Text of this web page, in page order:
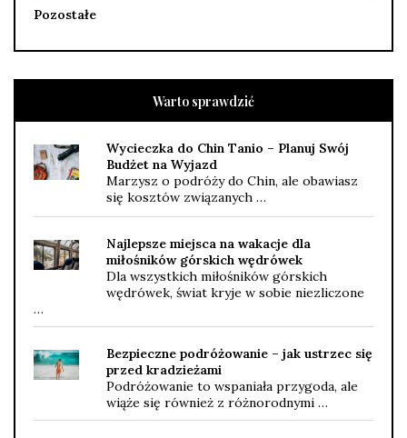
Pozostałe
Warto sprawdzić
Wycieczka do Chin Tanio – Planuj Swój
Budżet na Wyjazd
Marzysz o podróży do Chin, ale obawiasz
się kosztów związanych …
Najlepsze miejsca na wakacje dla
miłośników górskich wędrówek
Dla wszystkich miłośników górskich
wędrówek, świat kryje w sobie niezliczone
…
Bezpieczne podróżowanie – jak ustrzec się
przed kradzieżami
Podróżowanie to wspaniała przygoda, ale
wiąże się również z różnorodnymi …